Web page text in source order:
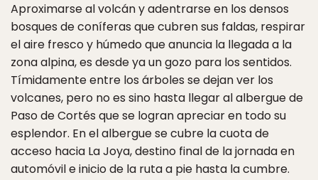
Aproximarse al volcán y adentrarse en los densos
bosques de coníferas que cubren sus faldas, respirar
el aire fresco y húmedo que anuncia la llegada a la
zona alpina, es desde ya un gozo para los sentidos.
Tímidamente entre los árboles se dejan ver los
volcanes, pero no es sino hasta llegar al albergue de
Paso de Cortés que se logran apreciar en todo su
esplendor. En el albergue se cubre la cuota de
acceso hacia La Joya, destino final de la jornada en
automóvil e inicio de la ruta a pie hasta la cumbre.